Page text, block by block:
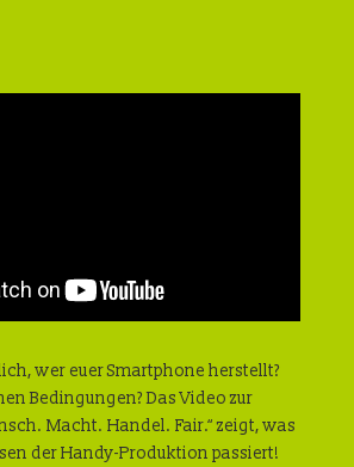
wer euer Smartphone herstellt?
Bedingungen? Das Video zur
Macht. Handel. Fair.“ zeigt, was
der Handy-Produktion passiert!